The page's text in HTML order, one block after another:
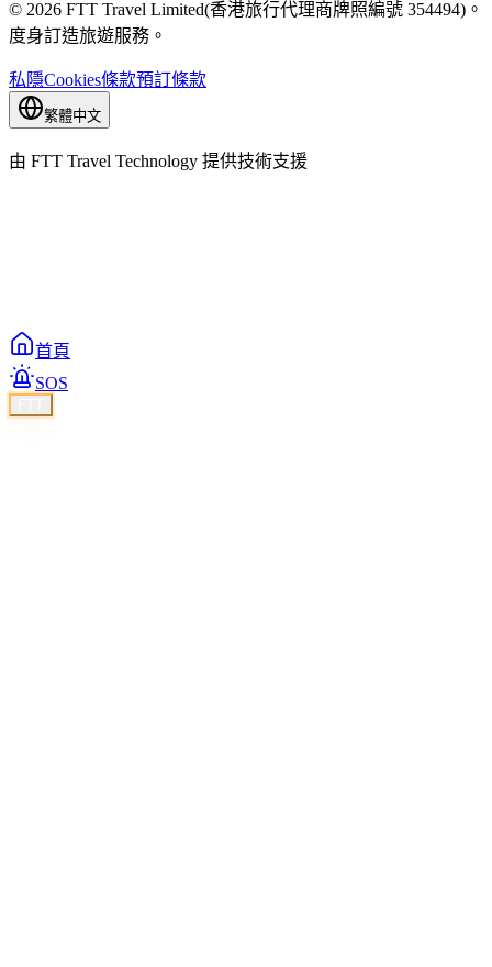
© 2026 FTT Travel Limited(香港旅行代理商牌照編號 354494)。
度身訂造旅遊服務。
私隱Cookies條款預訂條款
繁體中文
由 FTT Travel Technology 提供技術支援
首頁
SOS